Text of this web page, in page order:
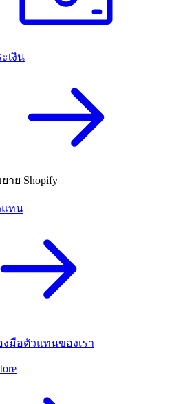
เงิน
าย Shopify
แทน
งมือตัวแทนของเรา